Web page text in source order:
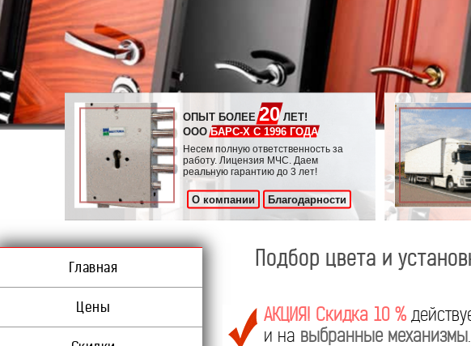
ОПЫТ БОЛЕЕ20ЛЕТ!
ОООБАРС-Х С 1996 ГОДА
Несем полную ответственность за
работу. Лицензия МЧС. Даем
реальную гарантию до 3 лет!
О компании Благодарности
Главная
Цены
Подбор цвета и
АКЦИЯ! Скидка 10 %
и на выбранные механизмы.